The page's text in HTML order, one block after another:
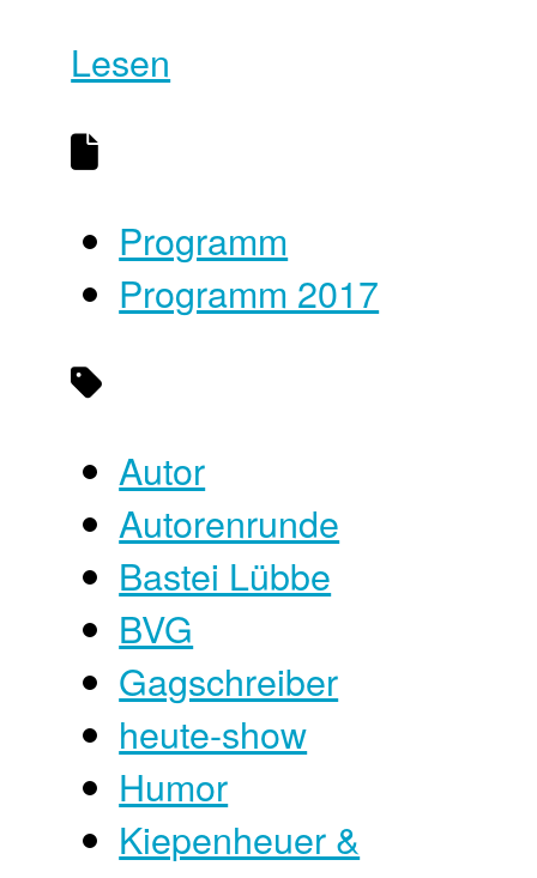
Lesen
Programm
Programm 2017
Autor
Autorenrunde
Bastei Lübbe
BVG
Gagschreiber
heute-show
Humor
Kiepenheuer &